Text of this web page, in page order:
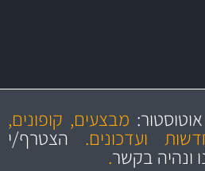
מחירים
הוגנים
והיצע מוצרים איכותי
מבצעים, קופונים,
ועדכונים.הצטרף/י
ונהיה בקשר.